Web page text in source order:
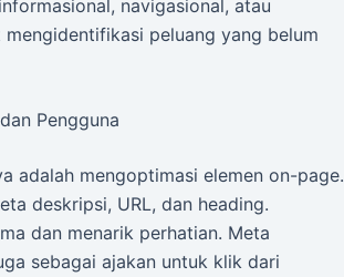
navigasional, atau
peluang yang belum
Pengguna
adalah mengoptimasi elemen on-page.
deskripsi, URL, dan heading.
dan menarik perhatian. Meta
sebagai ajakan untuk klik dari